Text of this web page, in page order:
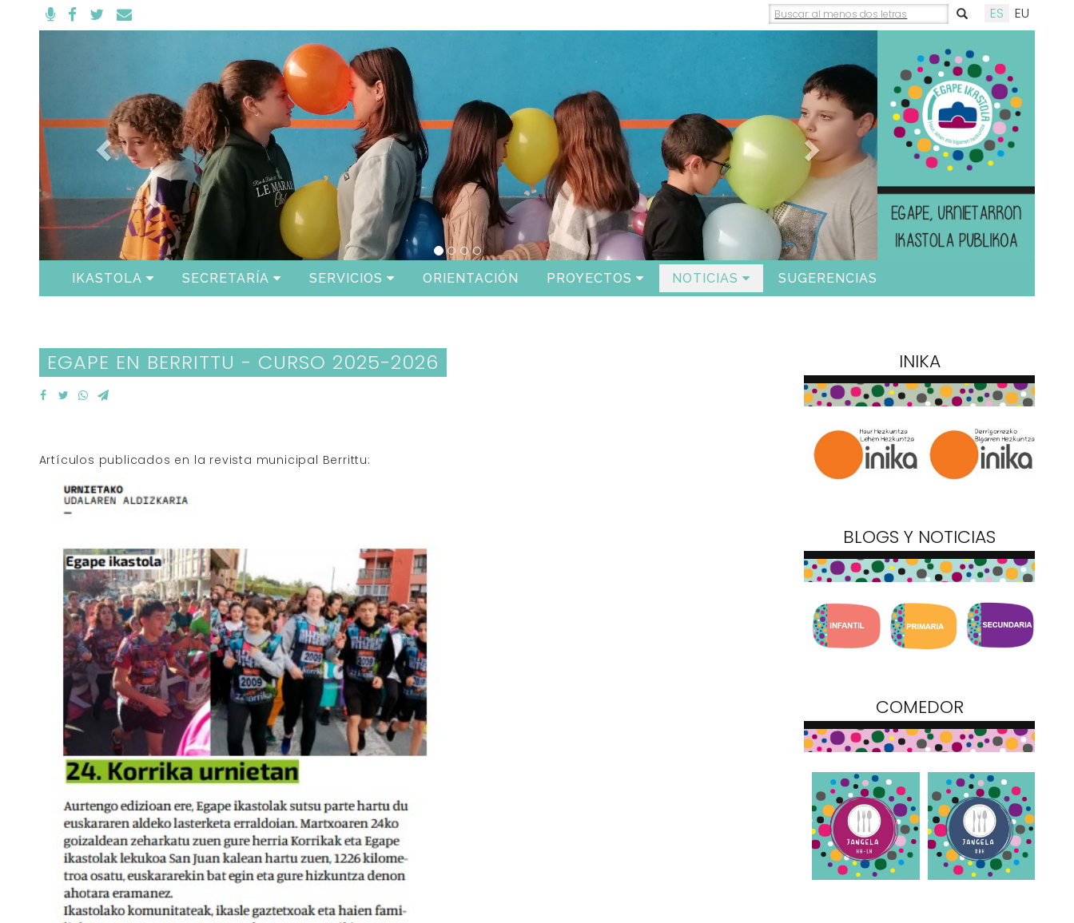
ES EU
IKASTOLA SECRETARÍA SERVICIOS ORIENTACIÓN PROYECTOS NOTICIAS SUGERENCIAS
EGAPE EN BERRITTU - CURSO 2025-2026
Artículos publicados en la revista municipal Berrittu:
INIKA
BLOGS Y NOTICIAS
COMEDOR